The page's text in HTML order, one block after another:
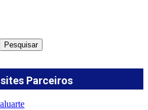
Pesquisar
Parceiros